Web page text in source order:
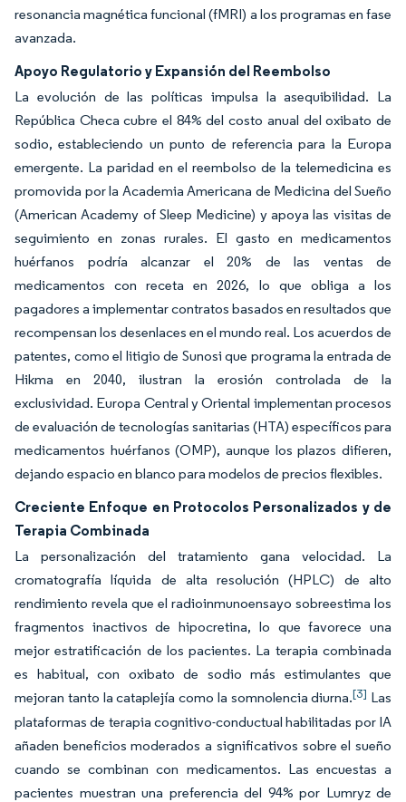
resonancia magnética funcional (fMRI) a los programas en fase
avanzada.
Apoyo Regulatorio y Expansión del Reembolso
La evolución de las políticas impulsa la asequibilidad. La
República Checa cubre el 84% del costo anual del oxibato de
sodio, estableciendo un punto de referencia para la Europa
emergente. La paridad en el reembolso de la telemedicina es
promovida por la Academia Americana de Medicina del Sueño
(American Academy of Sleep Medicine) y apoya las visitas de
seguimiento en zonas rurales. El gasto en medicamentos
huérfanos podría alcanzar el 20% de las ventas de
medicamentos con receta en 2026, lo que obliga a los
pagadores a implementar contratos basados en resultados que
recompensan los desenlaces en el mundo real. Los acuerdos de
patentes, como el litigio de Sunosi que programa la entrada de
Hikma en 2040, ilustran la erosión controlada de la
exclusividad. Europa Central y Oriental implementan procesos
de evaluación de tecnologías sanitarias (HTA) específicos para
medicamentos huérfanos (OMP), aunque los plazos difieren,
dejando espacio en blanco para modelos de precios flexibles.
Creciente Enfoque en Protocolos Personalizados y de
Terapia Combinada
La personalización del tratamiento gana velocidad. La
cromatografía líquida de alta resolución (HPLC) de alto
rendimiento revela que el radioinmunoensayo sobreestima los
fragmentos inactivos de hipocretina, lo que favorece una
mejor estratificación de los pacientes. La terapia combinada
es habitual, con oxibato de sodio más estimulantes que
mejoran tanto la cataplejía como la somnolencia diurna.[3] Las
plataformas de terapia cognitivo-conductual habilitadas por IA
añaden beneficios moderados a significativos sobre el sueño
cuando se combinan con medicamentos. Las encuestas a
pacientes muestran una preferencia del 94% por Lumryz de